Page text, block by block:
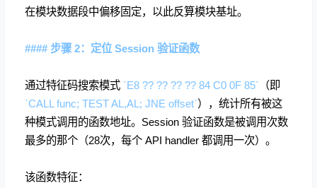
在模块数据段中偏移固定，以此反算模块基址。
#### 步骤 2：定位 Session 验证函数
通过特征码搜索模式 `E8 ?? ?? ?? ?? 84 C0 0F 85` （即
`CALL func; TEST AL,AL; JNE offset`），统计所有被这
种模式调用的函数地址。Session 验证函数是被调用次数
最多的那个（28次，每个 API handler 都调用一次）。
该函数特征：